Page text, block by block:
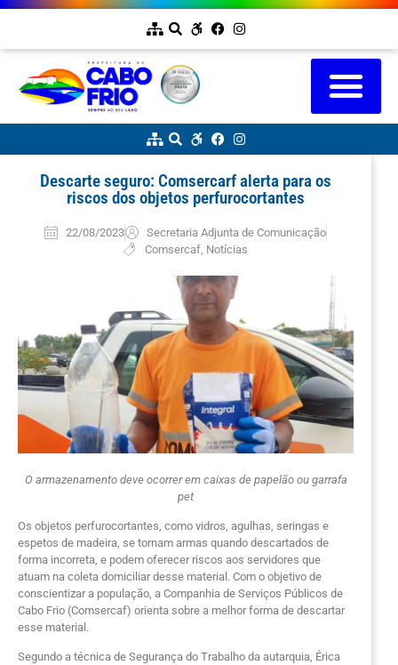
Descarte seguro: Comsercarf alerta para os
riscos dos objetos perfurocortantes
22/08/2023
Secretaria Adjunta de Comunicação
Comsercaf, Notícias
O armazenamento deve ocorrer em caixas de papelão ou garrafa
pet
Os objetos perfurocortantes, como vidros, agulhas, seringas e
espetos de madeira, se tornam armas quando descartados de
forma incorreta, e podem oferecer riscos aos servidores que
atuam na coleta domiciliar desse material. Com o objetivo de
conscientizar a população, a Companhia de Serviços Públicos de
Cabo Frio (Comsercaf) orienta sobre a melhor forma de descartar
esse material.
Segundo a técnica de Segurança do Trabalho da autarquia, Érica